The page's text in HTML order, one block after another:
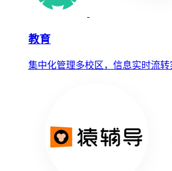
教育
集中化管理多校区，信息实时流